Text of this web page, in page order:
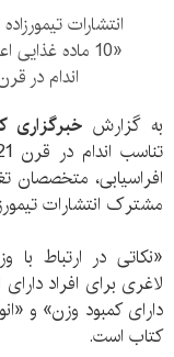
انتشارات
«10 ماده
اندام در قرن 21» را روانه بازار کتاب کرده
به گزارشخبرگزاری
افراسیابی، متخصصان
مشترک انتشارات
«نکاتی در ارتباط با
لاغری برای افراد
دارای کمبود وزن» و
کتاب است.